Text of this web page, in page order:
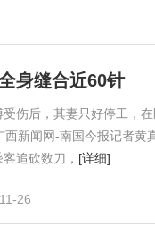
身缝合近60针
受伤后，其妻只好停工，
西新闻网-南国今报记者黄
追砍数刀， [详细]
26